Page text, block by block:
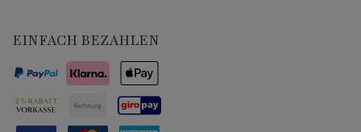
EINFACH BEZAHLEN